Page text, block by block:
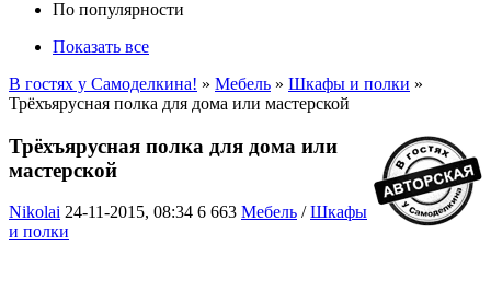
По популярности
Показать все
В гостях у Самоделкина! » Мебель » Шкафы и полки »
Трёхъярусная полка для дома или мастерской
Трёхъярусная полка для дома или
мастерской
Nikolai 24-11-2015, 08:34 6 663 Мебель /Шкафы
и полки